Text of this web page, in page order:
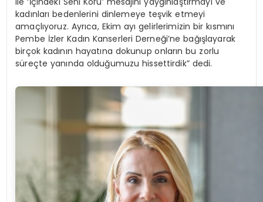
kadınları bedenlerini dinlemeye teşvik etmeyi
amaçlıyoruz. Ayrıca, Ekim ayı gelirlerimizin bir kısmını
Pembe İzler Kadın Kanserleri Derneği’ne bağışlayarak
birçok kadının hayatına dokunup onların bu zorlu
süreçte yanında olduğumuzu hissettirdik” dedi.